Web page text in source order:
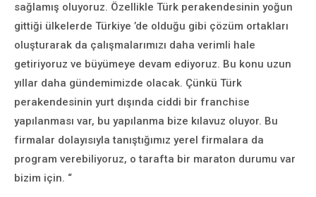
sağlamış oluyoruz. Özellikle Türk perakendesinin yoğun
gittiği ülkelerde Türkiye ’de olduğu gibi çözüm ortakları
oluşturarak da çalışmalarımızı daha verimli hale
getiriyoruz ve büyümeye devam ediyoruz. Bu konu uzun
yıllar daha gündemimizde olacak. Çünkü Türk
perakendesinin yurt dışında ciddi bir franchise
yapılanması var, bu yapılanma bize kılavuz oluyor. Bu
firmalar dolayısıyla tanıştığımız yerel firmalara da
program verebiliyoruz, o tarafta bir maraton durumu var
bizim için. “